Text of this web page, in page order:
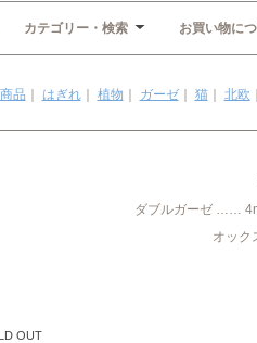
カテゴリー・検索 お買い物に
品 はぎれ｜ 植物 ガーゼ｜ 猫｜ 北欧
ダブルガーゼ ……
オッ
OUT